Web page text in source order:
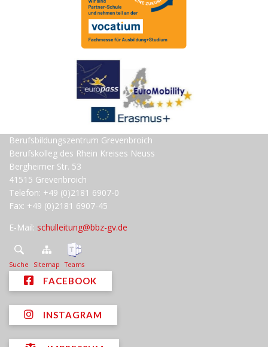
Berufsbildungszentrum Grevenbroich
Berufskolleg des Rhein Kreises Neuss
Bergheimer Str. 53
41515 Grevenbroich
Telefon: +49 (0)2181 6907-0
Fax: +49 (0)2181 6907-45
E-Mail: schulleitung@bbz-gv.de
Suche Sitemap Teams
FACEBOOK
INSTAGRAM